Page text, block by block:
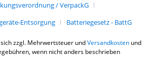
/ VerpackG
Entsorgung
Batteriegesetz - BattG
zzgl. Mehrwertsteuer undVersandkostenund
wenn nicht anders beschrieben